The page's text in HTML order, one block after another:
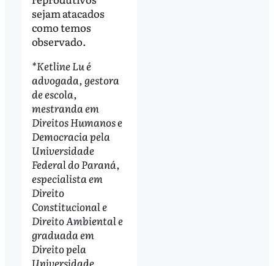
sejam atacados
como temos
observado.
*Ketline Lu é
advogada, gestora
de escola,
mestranda em
Direitos Humanos e
Democracia pela
Universidade
Federal do Paraná,
especialista em
Direito
Constitucional e
Direito Ambiental e
graduada em
Direito pela
Universidade